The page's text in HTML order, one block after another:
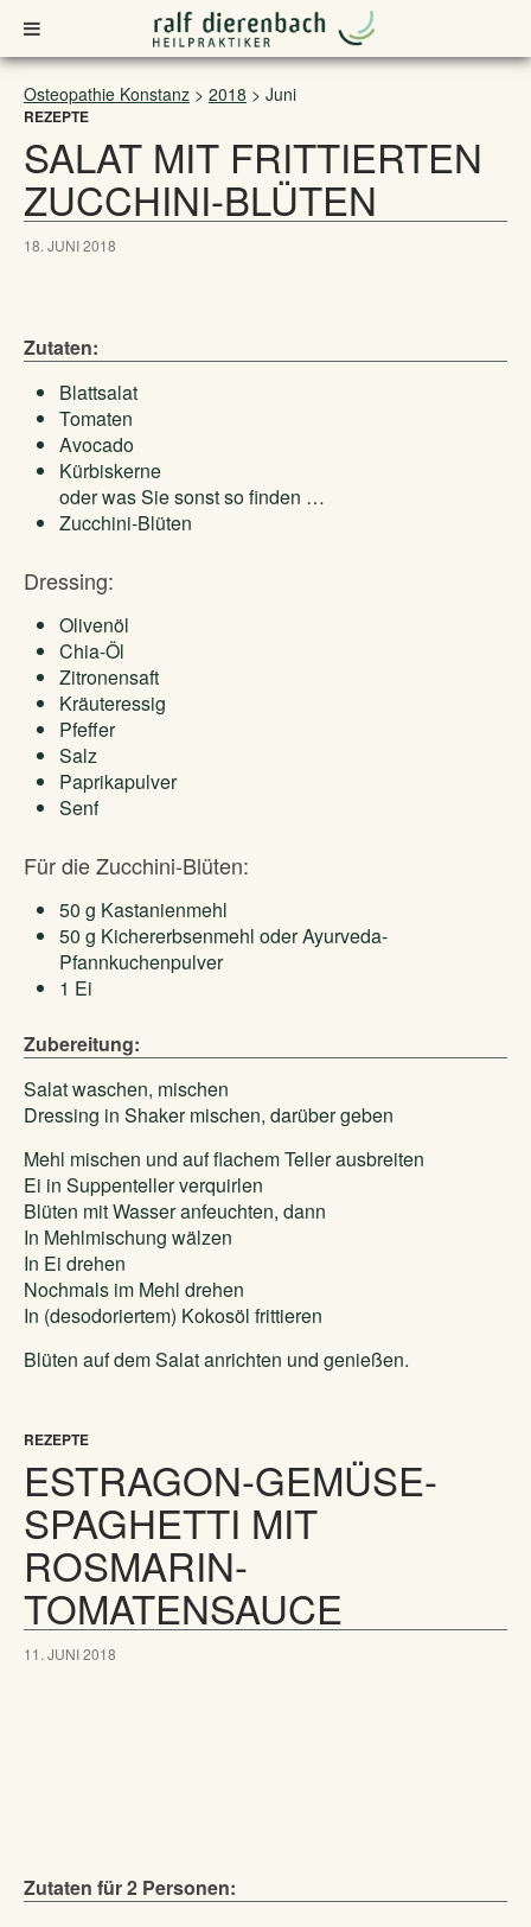
Osteopathie Konstanz > 2018 > Juni
REZEPTE
SALAT MIT FRITTIERTEN
ZUCCHINI-BLÜTEN
18. JUNI 2018
Zutaten:
Blattsalat
Tomaten
Avocado
Kürbiskerne
oder was Sie sonst so finden …
Zucchini-Blüten
Dressing:
Olivenöl
Chia-Öl
Zitronensaft
Kräuteressig
Pfeffer
Salz
Paprikapulver
Senf
Für die Zucchini-Blüten:
50 g Kastanienmehl
50 g Kichererbsenmehl oder Ayurveda-
Pfannkuchenpulver
1 Ei
Zubereitung:
Salat waschen, mischen
Dressing in Shaker mischen, darüber geben
Mehl mischen und auf flachem Teller ausbreiten
Ei in Suppenteller verquirlen
Blüten mit Wasser anfeuchten, dann
In Mehlmischung wälzen
In Ei drehen
Nochmals im Mehl drehen
In (desodoriertem) Kokosöl frittieren
Blüten auf dem Salat anrichten und genießen.
REZEPTE
ESTRAGON-GEMÜSE-
SPAGHETTI MIT
ROSMARIN-
TOMATENSAUCE
11. JUNI 2018
Zutaten für 2 Personen: